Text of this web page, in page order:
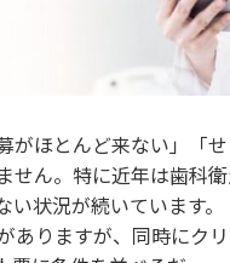
ほとんど来ない」「
ん。特に近年は歯科
状況が続いています
りますが、同時にク